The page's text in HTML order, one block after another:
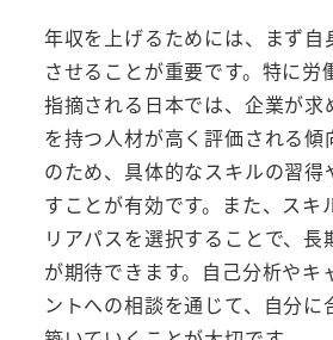
年収を上げるためには、まず自
させることが重要です。特に労
指摘される日本では、企業が求
を持つ人材が高く評価される傾
のため、具体的なスキルの習
すことが有効です。また、スキ
リアパスを選択することで、
が期待できます。自己分析やキ
ントへの相談を通じて、自分に